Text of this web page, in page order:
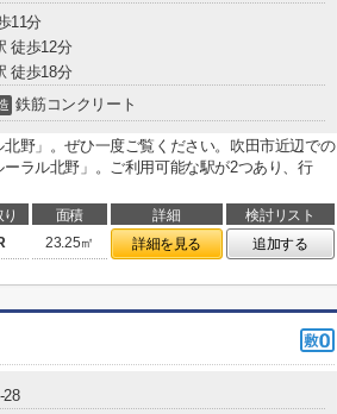
11分
徒歩12分
徒歩18分
鉄筋コンクリート
野」。ぜひ一度ご覧ください。吹田市近辺での
ラル北野」。ご利用可能な駅が2つあり、行
面積 詳細
検討リスト
23.25㎡ 詳細を見る 追加する
28